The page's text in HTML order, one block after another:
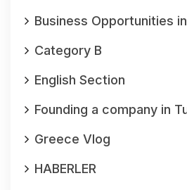
Business Opportunities
Category B
English Section
Founding a company in
Greece Vlog
HABERLER